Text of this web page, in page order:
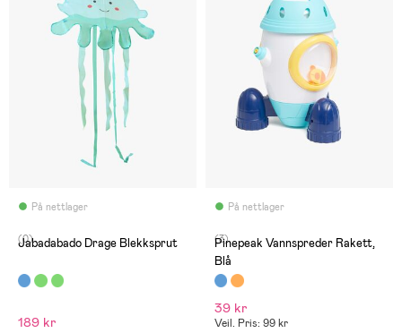
På nettlager
(0)
Jabadabado Drage Blekksprut
189 kr
På nettlager
(3)
Pinepeak Vannspreder Rakett,
Blå
39 kr
Veil. Pris: 99 kr